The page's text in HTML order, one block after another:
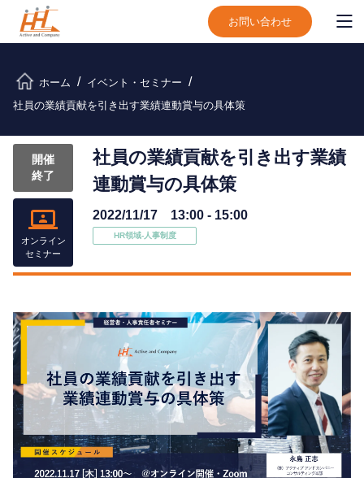
お問い合わせ
ホーム
イベント・セミナー
社員の業績貢献を引き出す業績連動賞与の具体策
開催
終了
オンライン
セミナー
社員の業績貢献を引き出す業績
連動賞与の具体策
2022/11/17 13:00 - 15:00
HR領域-⼈事制度